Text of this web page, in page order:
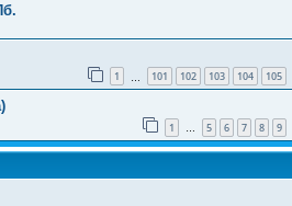
1 101 102 103 104 105
1 … 5 6 7 8 9